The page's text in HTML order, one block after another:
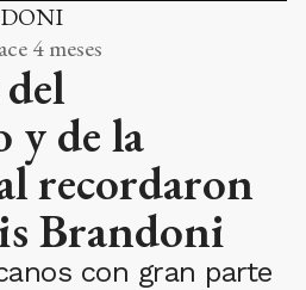
4 meses
y de la
recordaron
Brandoni
con gran parte